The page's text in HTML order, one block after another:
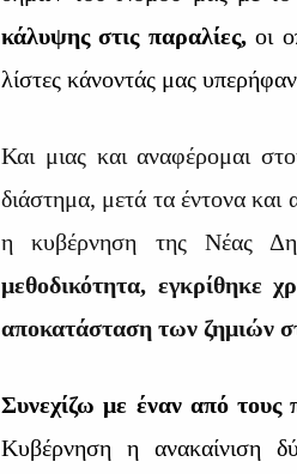
κάλυψης στις παραλίες,οι
λίστες κάνοντάς μας
Και μιας και αναφέρομαι
διάστημα, μετά τα έντονα
η κυβέρνηση της Νέας
μεθοδικότητα, εγκρίθηκε
αποκατάσταση των ζημιών
Συνεχίζω με έναν από τους
Κυβέρνηση η ανακαίνιση